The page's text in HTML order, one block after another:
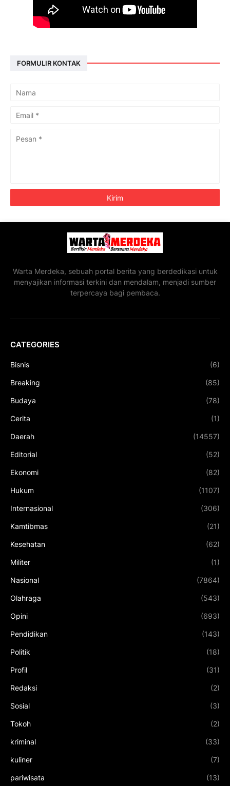
FORMULIR KONTAK
Warta Merdeka, sebuah portal berita yang berdedikasi untuk
menyajikan informasi terkini dan mendalam, menjadi sumber
terpercaya bagi pembaca.
CATEGORIES
Bisnis (6)
Breaking (85)
Budaya (78)
Cerita (1)
Daerah (14557)
Editorial (52)
Ekonomi (82)
Hukum (1107)
Internasional (306)
Kamtibmas (21)
Kesehatan (62)
Militer (1)
Nasional (7864)
Olahraga (543)
Opini (693)
Pendidikan (143)
Politik (18)
Profil (31)
Redaksi (2)
Sosial (3)
Tokoh (2)
kriminal (33)
kuliner (7)
pariwisata (13)